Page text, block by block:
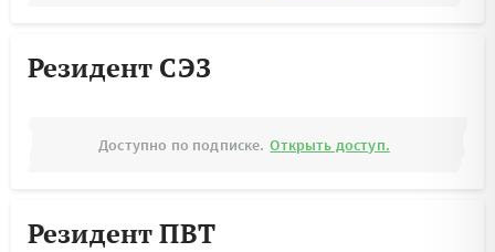
Резидент СЭЗ
Доступно по подписке. Открыть доступ.
Резидент ПВТ